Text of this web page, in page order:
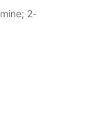
2-